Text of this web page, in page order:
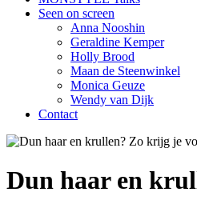
Seen on screen
Anna Nooshin
Geraldine Kemper
Holly Brood
Maan de Steenwinkel
Monica Geuze
Wendy van Dijk
Contact
Dun haar en